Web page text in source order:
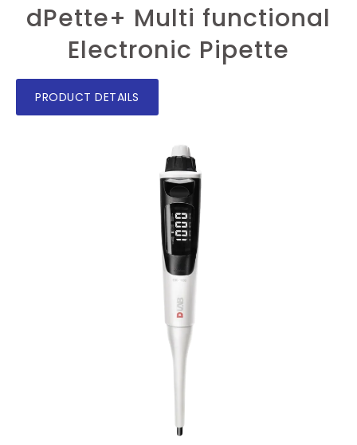
dPette+ Multi functional
Electronic Pipette
PRODUCT DETAILS